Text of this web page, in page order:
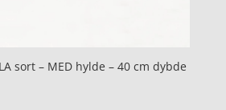
sort – MED hylde – 40 cm dybde